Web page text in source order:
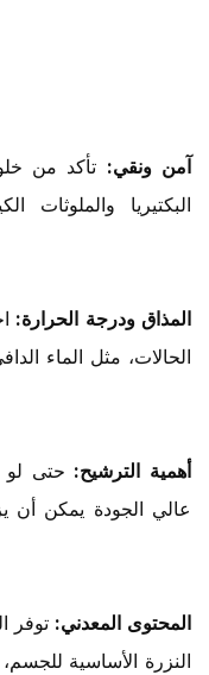
آمن ونقي: تأكد من
البكتيريا والملوثات
المذاق ودرجة الحرارة:
الحالات، مثل الماء
أهمية الترشيح: حتى لو
عالي الجودة يمكن أن
المحتوى المعدني: توفر
النزرة الأساسية